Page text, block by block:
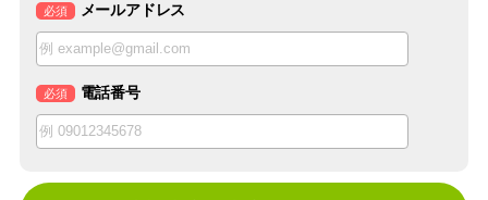
必須 メールアドレス
必須 電話番号